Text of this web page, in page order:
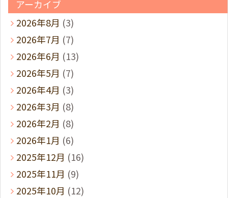
アーカイブ
2026年8月 (3)
2026年7月 (7)
2026年6月 (13)
2026年5月 (7)
2026年4月 (3)
2026年3月 (8)
2026年2月 (8)
2026年1月 (6)
2025年12月 (16)
2025年11月 (9)
2025年10月 (12)